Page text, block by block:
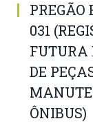
PREGÃO
031
FUTURA
DE
ÔNIBUS)